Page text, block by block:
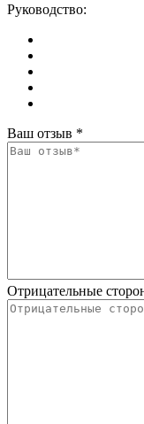
Руководство:
Ваш отзыв *
Отрицательные